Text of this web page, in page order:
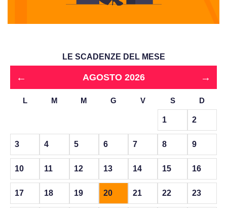
LE SCADENZE DEL MESE
← AGOSTO 2026 →
L M M G V S D
1 2
3 4 5 6 7 8 9
10 11 12 13 14 15 16
17 18 19 20 21 22 23